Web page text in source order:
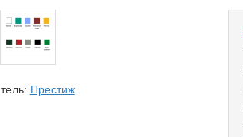
Престиж